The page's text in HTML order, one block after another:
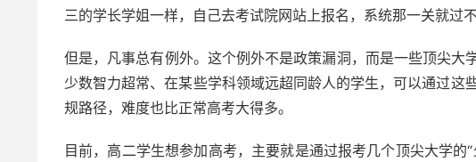
三的学长学姐一样，自己去考试院网站上报名，系统那一关就过不
但是，凡事总有例外。这个例外不是政策漏洞，而是一些顶尖大
少数智力超常、在某些学科领域远超同龄人的学生，可以通过这
规路径，难度也比正常高考大得多。
目前，高二学生想参加高考，主要就是通过报考几个顶尖大学